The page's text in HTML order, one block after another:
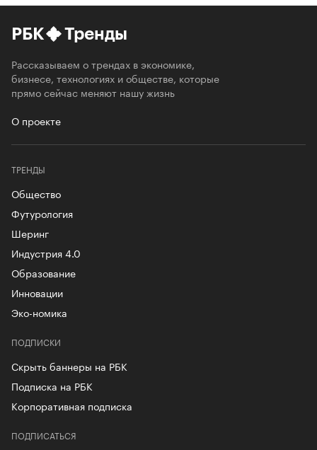
РБК Тренды
Рассказываем о трендах в экономике,
бизнесе, технологиях и обществе, которые
прямо сейчас меняют нашу жизнь
О проекте
ТРЕНДЫ
Общество
Футурология
Шеринг
Индустрия 4.0
Образование
Инновации
Эко-номика
ПОДПИСКИ
Скрыть баннеры на РБК
Подписка на РБК
Корпоративная подписка
ПОДПИСАТЬСЯ